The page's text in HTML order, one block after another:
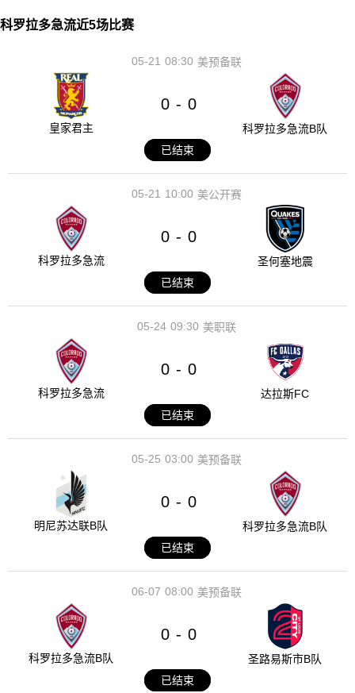
科罗拉多急流近5场比赛
08:30
05-21 美预备联
皇家君主
0 - 0
科罗拉多急流B队
已结束
10:00
05-21 美公开赛
科罗拉多急流
0 - 0
圣何塞地震
已结束
09:30
05-24 美职联
科罗拉多急流
0 - 0
达拉斯FC
已结束
03:00
05-25 美预备联
明尼苏达联B队
0 - 0
科罗拉多急流B队
已结束
08:00
06-07 美预备联
科罗拉多急流B队
0 - 0
圣路易斯市B队
已结束